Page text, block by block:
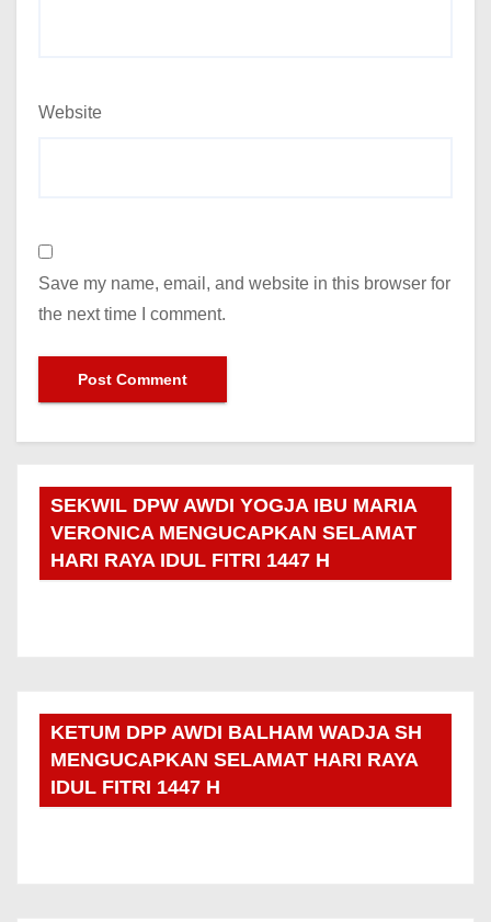
Website
Save my name, email, and website in this browser for
the next time I comment.
SEKWIL DPW AWDI YOGJA IBU MARIA
VERONICA MENGUCAPKAN SELAMAT
HARI RAYA IDUL FITRI 1447 H
KETUM DPP AWDI BALHAM WADJA SH
MENGUCAPKAN SELAMAT HARI RAYA
IDUL FITRI 1447 H